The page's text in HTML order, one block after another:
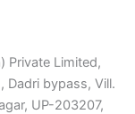
Private Limited,
Dadri bypass, Vill.
UP-203207,